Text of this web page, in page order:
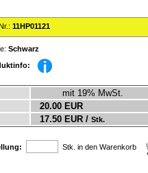
11HP01121
Schwarz
mit 19% MwSt.
20.00 EUR
17.50 EUR / Stk.
Stk. in den Warenkorb